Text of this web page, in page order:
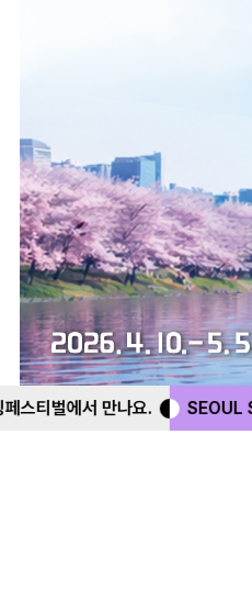
SEOUL SPRING FESTIVAL